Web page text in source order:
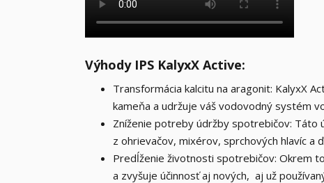
Výhody IPS KalyxX Active:
Transformácia kalcitu na aragonit: KalyxX
kameňa a udržuje váš vodovodný systém
Zníženie potreby údržby spotrebičov: Táto
z ohrievačov, mixérov, sprchových hlavíc a
Predĺženie životnosti spotrebičov: Okrem
a zvyšuje účinnosť aj nových, aj už